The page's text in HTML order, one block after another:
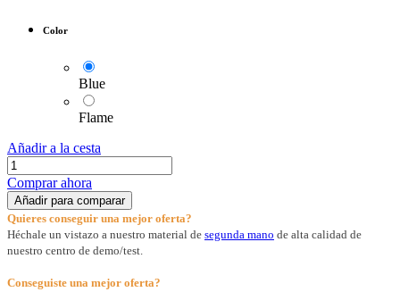
Color
Blue
Flame
Añadir a la cesta
Comprar ahora
Añadir para comparar
Quieres conseguir una mejor oferta?
Héchale un vistazo a nuestro material de segunda mano de alta calidad de
nuestro centro de demo/test.
Conseguiste una mejor oferta?